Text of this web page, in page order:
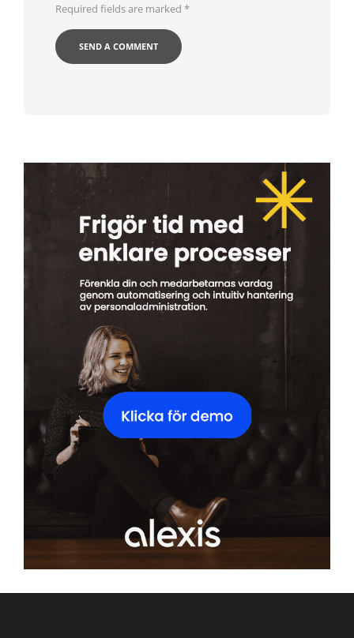
Required fields are marked *